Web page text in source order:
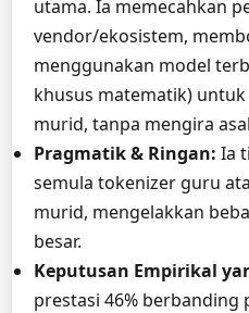
utama. Ia memecahkan
vendor/ekosistem,
menggunakan model
khusus matematik)
murid, tanpa mengira
Pragmatik & Ringan: Ia
semula tokenizer guru
murid, mengelakkan
besar.
Keputusan Empirikal
prestasi 46%